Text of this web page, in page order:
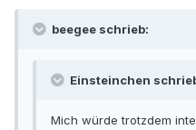
beegee schrieb:
Einsteinchen
Mich würde trotzdem